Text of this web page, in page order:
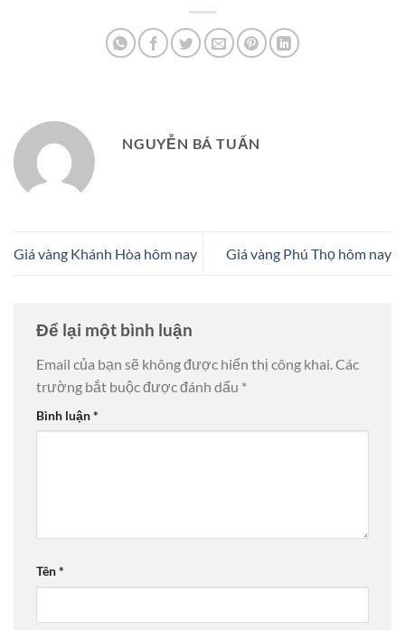
NGUYỄN BÁ TUẤN
Giá vàng Khánh Hòa hôm nay Giá vàng Phú Thọ hôm nay
Để lại một bình luận
Email của bạn sẽ không được hiển thị công khai. Các
trường bắt buộc được đánh dấu *
Bình luận*
Tên*